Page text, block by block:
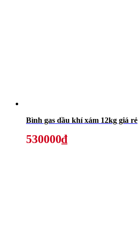
Bình gas dầu khí xám 12kg giá rẻ
530000₫